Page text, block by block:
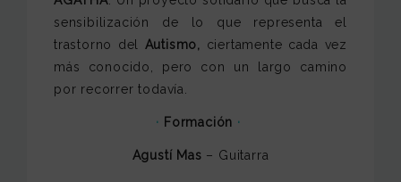
sensibilización de lo que representa el
trastorno del Autismo, ciertamente cada vez
más conocido, pero con un largo camino
por recorrer todavía.
· Formación ·
Agustí Mas – Guitarra